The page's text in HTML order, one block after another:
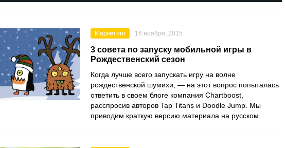
Маркетинг 16 ноября, 2015
3 совета по запуску мобильной игры в
Рождественский сезон
Когда лучше всего запускать игру на волне
рождественской шумихи, — на этот вопрос попыталась
ответить в своем блоге компания Chartboost,
расспросив авторов Tap Titans и Doodle Jump. Мы
приводим краткую версию материала на русском.